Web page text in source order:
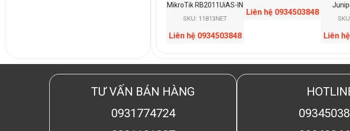
MikroTik RB2011UiAS-IN
SKU: 11813NET
Liên hệ 0934503848
Liên hệ 0934503848
Liên
TƯ VẤN BÁN HÀNG
0931774724